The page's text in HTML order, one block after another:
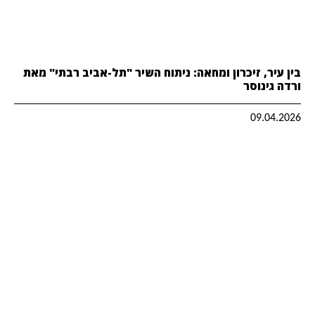
בין עיר, זיכרון ומחאה: ניתוח השיר "תל-אביב רבתי" מאת
ורדה גינוסר
09.04.2026